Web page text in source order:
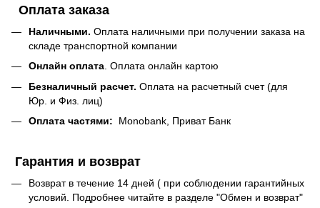
Оплата заказа
Наличными. Оплата наличными при получении заказа на
складе транспортной компании
Онлайн оплата . Оплата онлайн картою
Безналичный расчет. Оплата на расчетный счет (для
Юр. и Физ. лиц)
Оплата частями: Monobank, Приват Банк
Гарантия и возврат
Возврат в течение 14 дней ( при соблюдении гарантийных
условий. Подробнее читайте в разделе "Обмен и возврат"